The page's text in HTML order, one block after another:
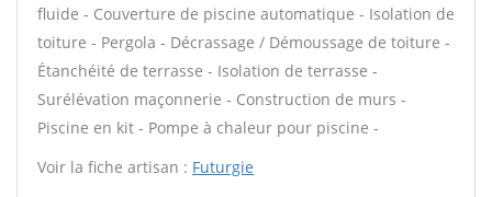
fluide - Couverture de piscine automatique - Isolation de
toiture - Pergola - Décrassage / Démoussage de toiture -
Étanchéité de terrasse - Isolation de terrasse -
Surélévation maçonnerie - Construction de murs -
Piscine en kit - Pompe à chaleur pour piscine -
Voir la fiche artisan : Futurgie